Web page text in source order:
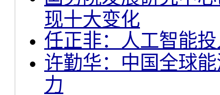
现十大变化
任正非：人工智能
许勤华：中国全球
力